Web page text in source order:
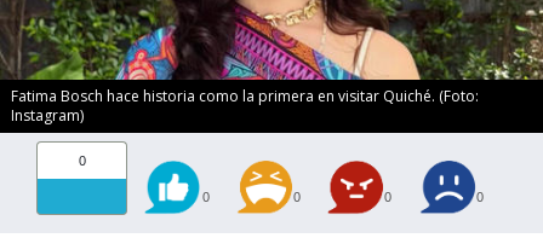
Fatima Bosch hace historia como la primera en visitar Quiché. (Foto:
Instagram)
0
0 0 0 0